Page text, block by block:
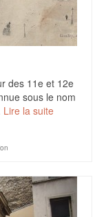
des 11e et 12e
sous le nom
Lire la suite